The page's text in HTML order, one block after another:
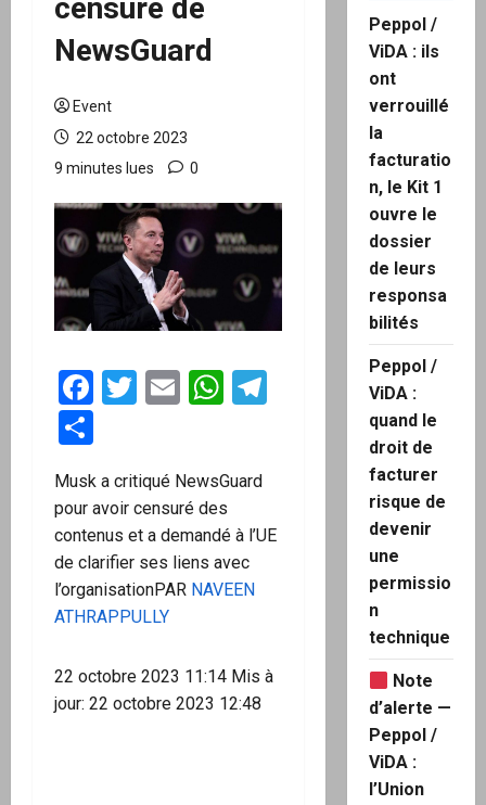
censure de
NewsGuard
Event
22 octobre 2023
9 minutes lues
0
Facebook
Twitter
EmailWhatsApp
Telegram
Musk a critiqué NewsGuard
pour avoir censuré des
contenus et a demandé à l’UE
de clarifier ses liens avec
l’organisationPAR NAVEEN
ATHRAPPULLY
22 octobre 2023 11:14 Mis à
jour: 22 octobre 2023 12:48
Peppol /
ViDA : ils
ont
verrouillé
la
facturatio
n, le Kit 1
ouvre le
dossier
de leurs
responsa
bilités
Peppol /
ViDA :
quand le
droit de
facturer
risque de
devenir
une
permissio
n
technique
Note
d’alerte —
Peppol /
ViDA :
l’Union